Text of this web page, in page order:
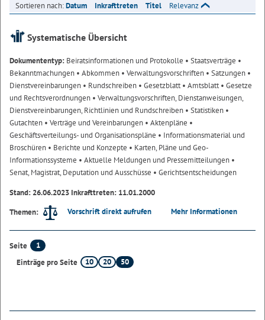
Sortieren nach:Datum Inkrafttreten Titel Relevanz
Systematische Übersicht
Dokumententyp: Beiratsinformationen und Protokolle • Staatsverträge •
Bekanntmachungen • Abkommen • Verwaltungsvorschriften • Satzungen •
Dienstvereinbarungen • Rundschreiben • Gesetzblatt• Amtsblatt• Gesetze
und Rechtsverordnungen • Verwaltungsvorschriften, Dienstanweisungen,
Dienstvereinbarungen, Richtlinien und Rundschreiben • Statistiken •
Gutachten • Verträge und Vereinbarungen • Aktenpläne •
Geschäftsverteilungs- und Organisationspläne • Informationsmaterial und
Broschüren • Berichte und Konzepte • Karten, Pläne und Geo-
Informationssysteme • Aktuelle Meldungen und Pressemitteilungen •
Senat, Magistrat, Deputation und Ausschüsse • Gerichtsentscheidungen
Stand: 26.06.2023 Inkrafttreten: 11.01.2000
Themen:
Vorschrift direkt aufrufen Mehr Informationen
Seite
1
Einträge pro Seite
10 20 50